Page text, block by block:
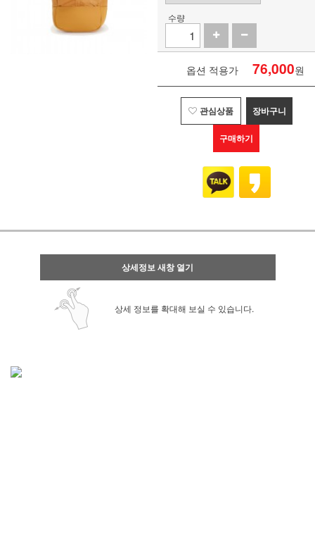
수량
옵션 적용가 76,000원
관심상품 장바구니
구매하기
상세정보 새창 열기
상세 정보를 확대해 보실 수 있습니다.